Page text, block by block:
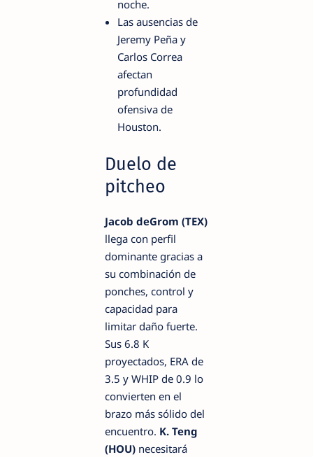
noche.
Las ausencias de
Jeremy Peña y
Carlos Correa
afectan
profundidad
ofensiva de
Houston.
Duelo de
pitcheo
Jacob deGrom (TEX)
llega con perfil
dominante gracias a
su combinación de
ponches, control y
capacidad para
limitar daño fuerte.
Sus 6.8 K
proyectados, ERA de
3.5 y WHIP de 0.9 lo
convierten en el
brazo más sólido del
encuentro. K. Teng
(HOU) necesitará